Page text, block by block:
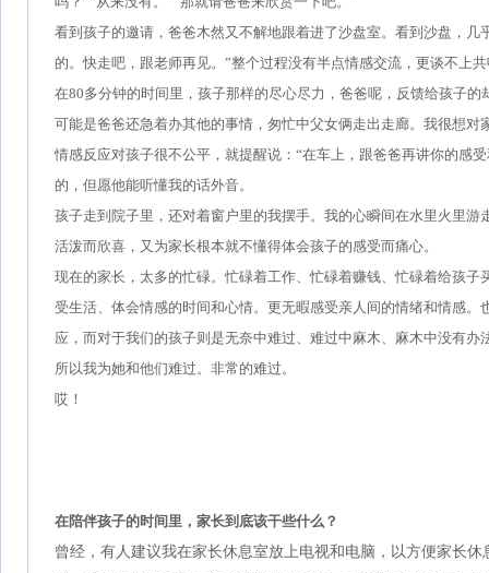
看到孩子的邀请，爸爸木然又不解地跟着进了沙盘室。看到沙盘，几
的。快走吧，跟老师再见。”整个过程没有半点情感交流，更谈不上
在80多分钟的时间里，孩子那样的尽心尽力，爸爸呢，反馈给孩子的
可能是爸爸还急着办其他的事情，匆忙中父女俩走出走廊。我很想
情感反应对孩子很不公平，就提醒说：“在车上，跟爸爸再讲你的感
的，但愿他能听懂我的话外音。
孩子走到院子里，还对着窗户里的我摆手。我的心瞬间在水里火里
活泼而欣喜，又为家长根本就不懂得体会孩子的感受而痛心。
现在的家长，太多的忙碌。忙碌着工作、忙碌着赚钱、忙碌着给孩
受生活、体会情感的时间和心情。更无暇感受亲人间的情绪和情感
应，而对于我们的孩子则是无奈中难过、难过中麻木、麻木中没有办
所以我为她和他们难过。非常的难过。
哎！
在陪伴孩子的时间里，家长到底该干些什么？
曾经，有人建议我在家长休息室放上电视和电脑，以方便家长